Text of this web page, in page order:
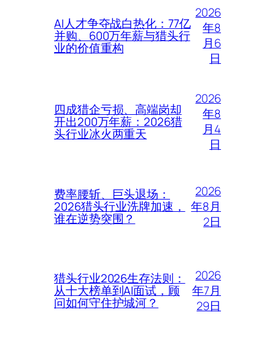
AI人才争夺战白热化：77亿
并购、600万年薪与猎头行
业的价值重构
2026
年8
月6
日
四成猎企亏损、高端岗却
开出200万年薪：2026猎
头行业冰火两重天
2026
年8
月4
日
费率腰斩、巨头退场：
2026猎头行业洗牌加速，
谁在逆势突围？
2026
年8月
2日
猎头行业2026生存法则：
从十大榜单到AI面试，顾
问如何守住护城河？
2026
年7月
29日